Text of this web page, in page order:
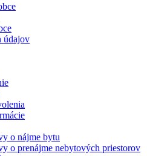
údajov
o nájme bytu
o prenájme nebytových priestorov